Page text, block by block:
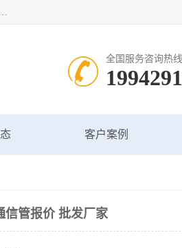
力管、井盖、PVC管材管件、PPR管材管件等；公司自创建以来，始终秉承“团结、务实、创新、守信”的服务宗旨，凭借专业的服务以及多年的勤奋拼搏，发展成为一家专业销售各种管材管件，绝缘电工套管及配件等系列产品的贸易公司。
全国服务咨询热
客户案例
信管报价 批发厂家